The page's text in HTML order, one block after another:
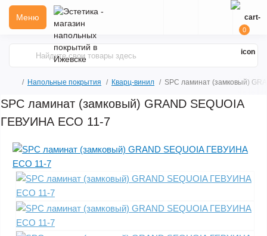
Меню
0
Напольные покрытия Кварц-винил SPC ламинат (замковый)
SPC ламинат (замковый) GRAND SEQUOIA
ГЕВУИНА ECO 11-7